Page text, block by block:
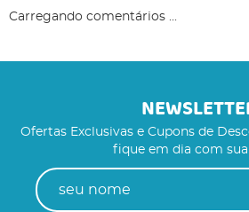
Carregando comentários ...
Ofertas Exclusivas e Cupons de
fique em dia com sua